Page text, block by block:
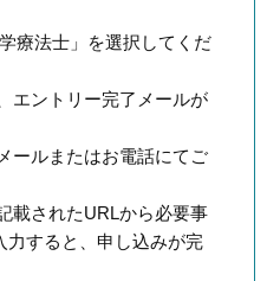
療法士」を選択してくだ
エントリー完了メールが
ールまたはお電話にてご
載されたURLから必要事
力すると、申し込みが完